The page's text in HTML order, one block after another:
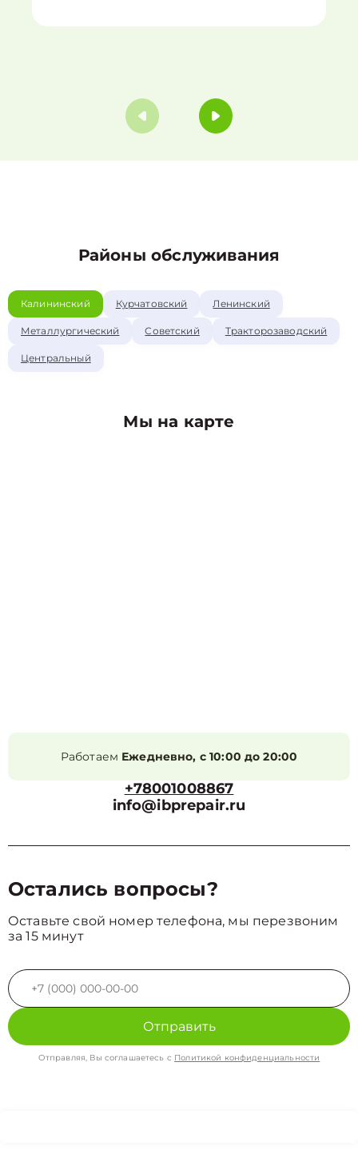
Районы обслуживания
Калининский Курчатовский Ленинский
Металлургический Советский Тракторозаводский
Центральный
Мы на карте
Работаем Ежедневно, с 10:00 до 20:00
+78001008867
info@ibprepair.ru
Остались вопросы?
Оставьте свой номер телефона, мы перезвоним
за 15 минут
Отправить
Отправляя, Вы соглашаетесь с Политикой конфиденциальности